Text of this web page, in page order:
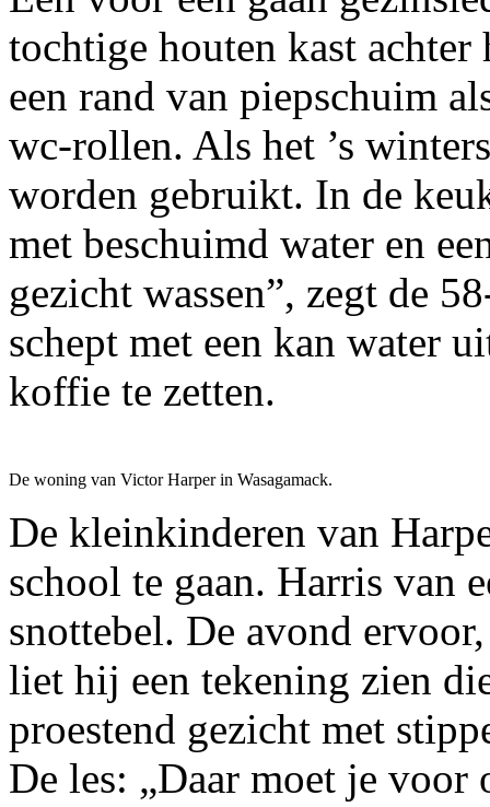
tochtige houten kast
een rand van piepschuim
wc-rollen. Als het ’s
worden gebruikt. In de
met beschuimd water en
gezicht wassen”, zegt de
schept met een kan water
koffie te zetten.
De woning van Victor Harper in Wasagamack.
De kleinkinderen van
school te gaan. Harris van
snottebel. De avond
liet hij een tekening zien
proestend gezicht met
De les: „Daar moet je voor